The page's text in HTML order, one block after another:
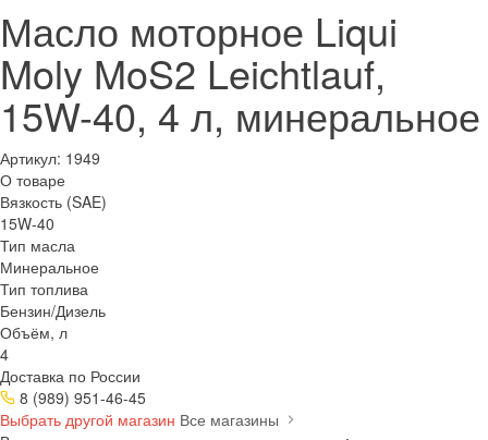
Масло моторное Liqui
Moly MoS2 Leichtlauf,
15W-40, 4 л, минеральное
Артикул: 1949
О товаре
Вязкость (SAE)
15W-40
Тип масла
Минеральное
Тип топлива
Бензин/Дизель
Объём, л
4
Доставка по России
8 (989) 951-46-45
Выбрать другой магазин Все магазины